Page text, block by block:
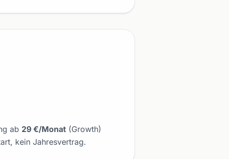
ab 29 €/Monat (Growth)
kein Jahresvertrag.